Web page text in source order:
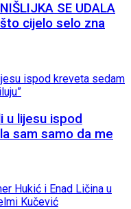
SE UDALA
cijelo selo zna
u lijesu ispod
sam samo da me